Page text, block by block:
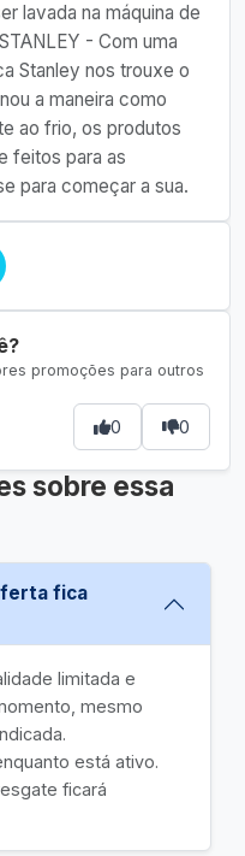
lavada na máquina de
- Com uma
Stanley nos trouxe o
a maneira como
ao frio, os produtos
feitos para as
para começar a sua.
promoções para outros
0 0
sobre essa
fica
limitada e
mesmo
está ativo.
ficará